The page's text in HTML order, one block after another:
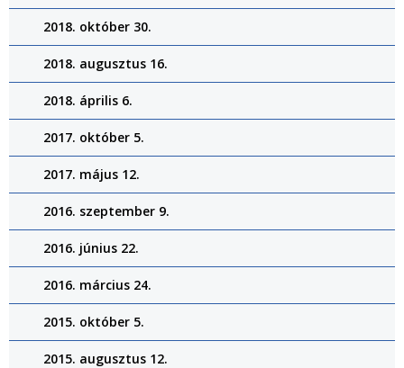
2018. október 30.
2018. augusztus 16.
2018. április 6.
2017. október 5.
2017. május 12.
2016. szeptember 9.
2016. június 22.
2016. március 24.
2015. október 5.
2015. augusztus 12.